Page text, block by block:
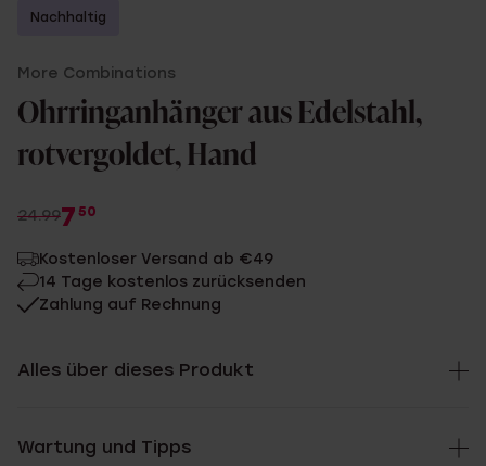
-70%
Nachhaltig
More Combinations
Ohrringanhänger aus Edelstahl,
rotvergoldet, Hand
24.997 50
Kostenloser Versand ab €49
14 Tage kostenlos zurücksenden
Zahlung auf Rechnung
Alles über dieses Produkt
Wartung und Tipps